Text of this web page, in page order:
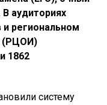
В аудиториях
региональном
(РЦОИ)
1862
систему